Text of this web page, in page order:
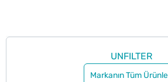
UNFILTER
Markanın Tüm